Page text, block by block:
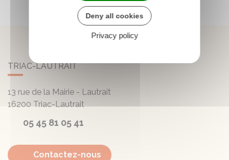
TRIAC-LAUTRAIT
13 rue de la Mairie - Lautrait
16200 Triac-Lautrait
05 45 81 05 41
Contactez-nous
Deny all cookies
Privacy policy